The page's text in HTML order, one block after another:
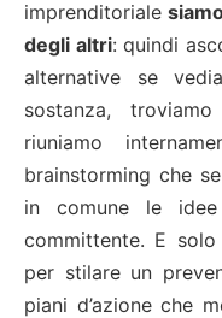
imprenditoriale
degli altri: quindi
alternative se
sostanza,
riuniamo
brainstorming che
in comune le
committente. E
per stilare un
piani d’azione che